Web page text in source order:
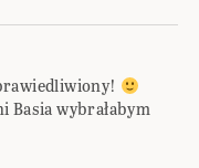
Basia wybrałabym